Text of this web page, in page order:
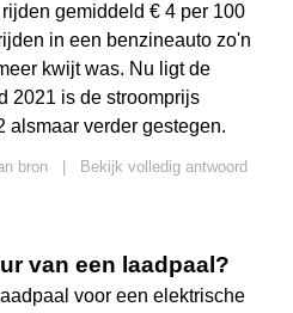
gemiddeld € 4 per 100
in een benzineauto zo'n
kwijt was. Nu ligt de
2021 is de stroomprijs
alsmaar verder gestegen.
bron
Bekijk volledig antwoord
van een laadpaal?
voor een elektrische